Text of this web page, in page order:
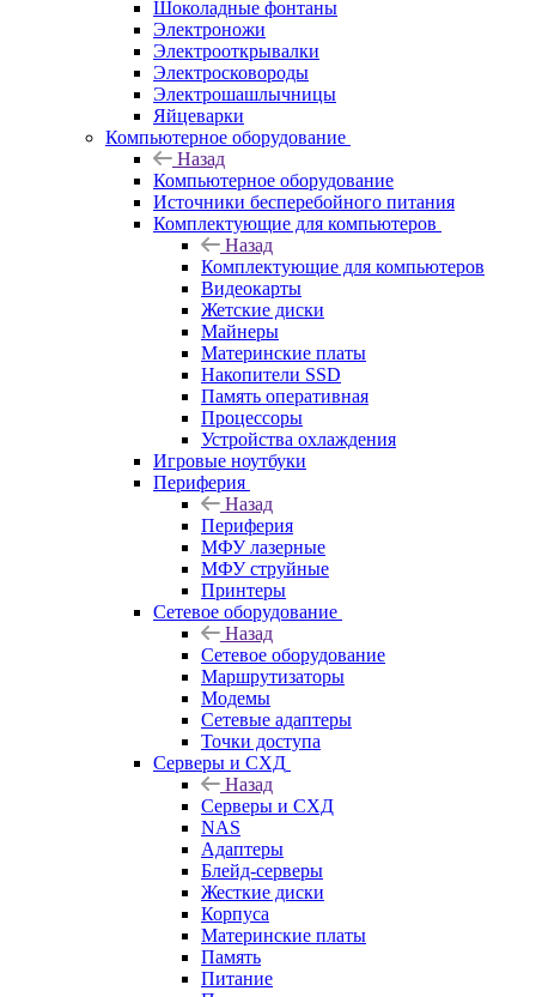
Шоколадные фонтаны
Электроножи
Электрооткрывалки
Электросковороды
Электрошашлычницы
Яйцеварки
Компьютерное оборудование
Назад
Компьютерное оборудование
Источники бесперебойного питания
Комплектующие для компьютеров
Назад
Комплектующие для компьютеров
Видеокарты
Жетские диски
Майнеры
Материнские платы
Накопители SSD
Память оперативная
Процессоры
Устройства охлаждения
Игровые ноутбуки
Периферия
Назад
Периферия
МФУ лазерные
МФУ струйные
Принтеры
Сетевое оборудование
Назад
Сетевое оборудование
Маршрутизаторы
Модемы
Сетевые адаптеры
Точки доступа
Серверы и СХД
Назад
Серверы и СХД
NAS
Адаптеры
Блейд-серверы
Жесткие диски
Корпуса
Материнские платы
Память
Питание